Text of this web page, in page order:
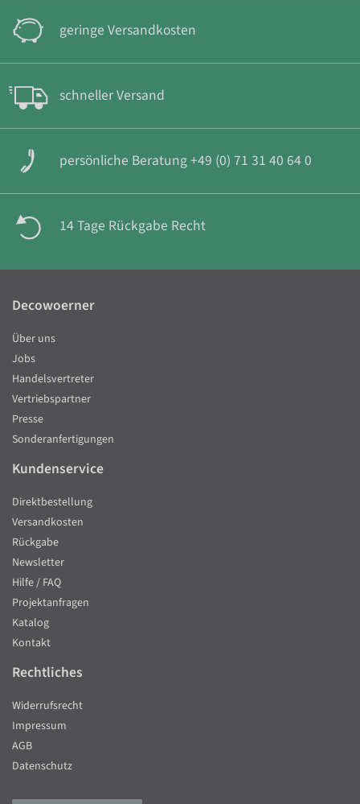
geringe Versandkosten
schneller Versand
persönliche Beratung +49 (0) 71 31 40 64 0
14 Tage Rückgabe Recht
Decowoerner
Über uns
Jobs
Handelsvertreter
Vertriebspartner
Presse
Sonderanfertigungen
Kundenservice
Direktbestellung
Versandkosten
Rückgabe
Newsletter
Hilfe / FAQ
Projektanfragen
Katalog
Kontakt
Rechtliches
Widerrufsrecht
Impressum
AGB
Datenschutz